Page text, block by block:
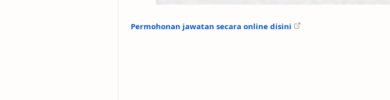
Permohonan jawatan secara online disini